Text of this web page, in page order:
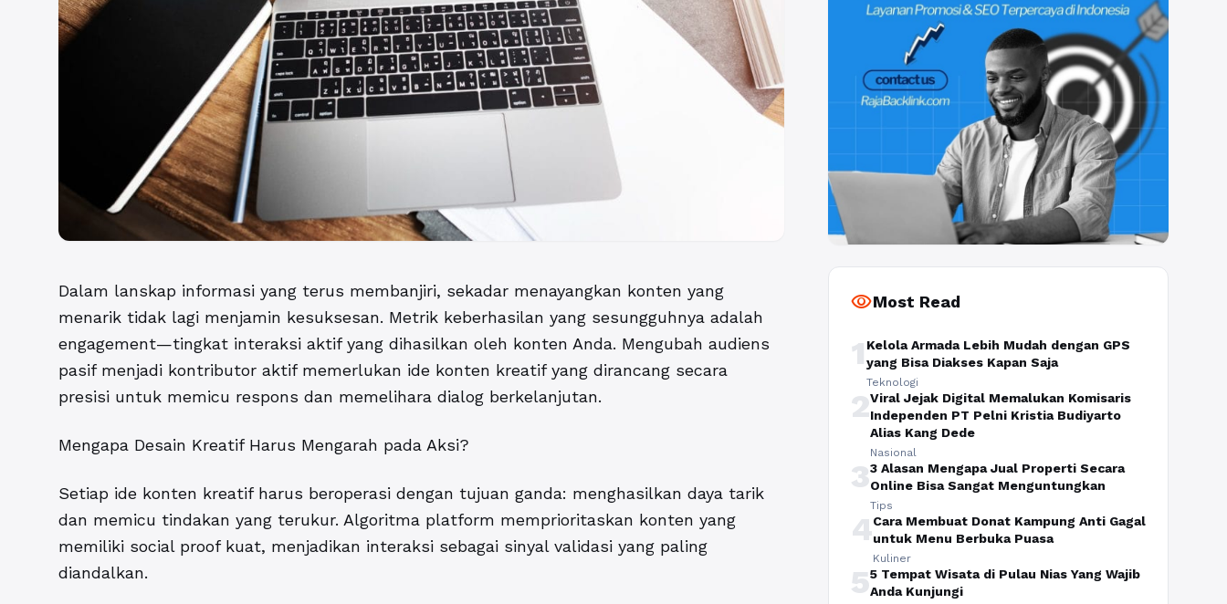
Dalam lanskap informasi yang terus membanjiri, sekadar menayangkan konten yang
menarik tidak lagi menjamin kesuksesan. Metrik keberhasilan yang sesungguhnya adalah
engagement—tingkat interaksi aktif yang dihasilkan oleh konten Anda. Mengubah audiens
pasif menjadi kontributor aktif memerlukan ide konten kreatifyang dirancang secara
presisi untuk memicu respons dan memelihara dialog berkelanjutan.
Mengapa Desain Kreatif Harus Mengarah pada Aksi?
Setiap ide konten kreatif harus beroperasi dengan tujuan ganda: menghasilkan daya tarik
dan memicu tindakan yang terukur. Algoritma platform memprioritaskan konten yang
memiliki social proof kuat, menjadikan interaksi sebagai sinyal validasi yang paling
diandalkan.
visibilityMost Read
1 Kelola Armada Lebih Mudah dengan GPS
yang Bisa Diakses Kapan Saja
Teknologi
2Viral Jejak Digital Memalukan Komisaris
Independen PT Pelni Kristia Budiyarto
Alias Kang Dede
Nasional
33 Alasan Mengapa Jual Properti Secara
Online Bisa Sangat Menguntungkan
Tips
4Cara Membuat Donat Kampung Anti Gagal
untuk Menu Berbuka Puasa
Kuliner
55 Tempat Wisata di Pulau Nias Yang Wajib
Anda Kunjungi